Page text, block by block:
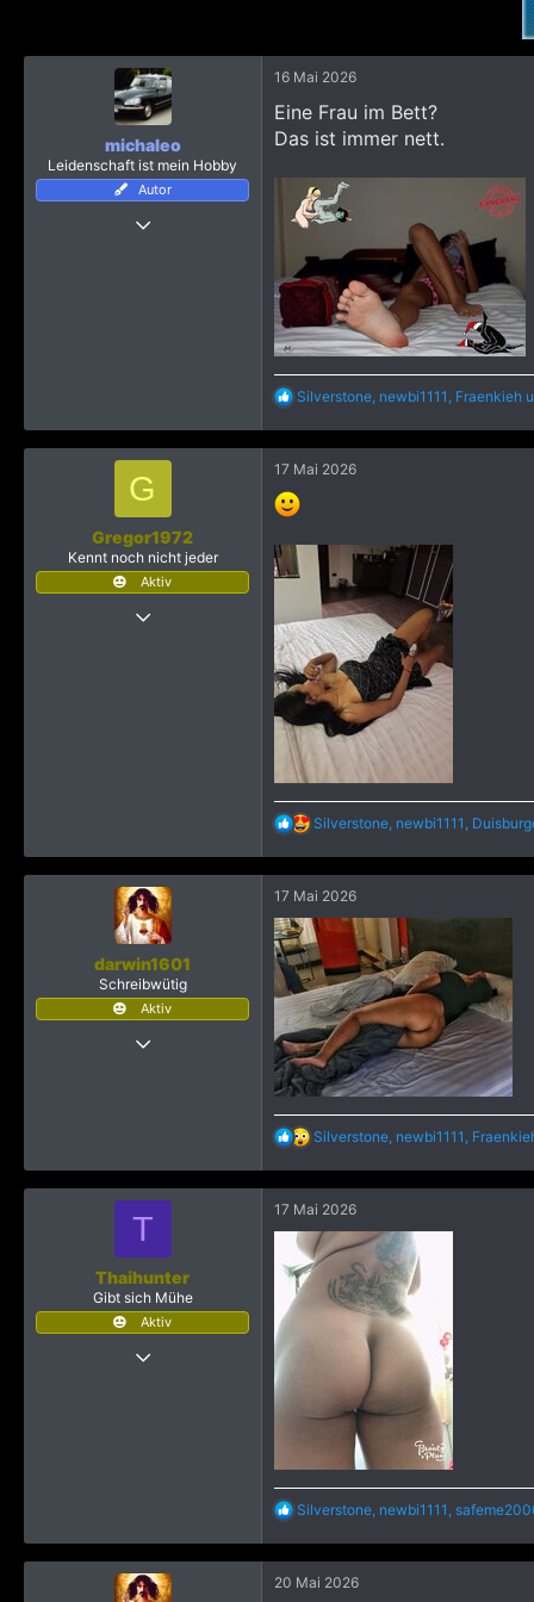
n
e
:
michaleo
Leidenschaft ist mein Hobby
Autor
21 Dezember 2008
16 Mai 2026
Eine Frau im Bett?
Das ist immer nett.
R
a
k
t
i
o
e
n
Silverstone, newbi1111 , Fraenkieh
G
Gregor1972
Kennt noch nicht jeder
Aktiv
17 Mai 2026
R
a
k
t
i
o
n
e
n
:
Silverstone, newbi1111 ,
darwin1601
Schreibwütig
Aktiv
5 September 2025
17 Mai 2026
R
a
k
t
i
o
n
Silverstone, newbi1111 ,
T
Thaihunter
Gibt sich Mühe
Aktiv
17 Mai 2026
R
a
k
t
Silverstone, newbi1111 ,
20 Mai 2026